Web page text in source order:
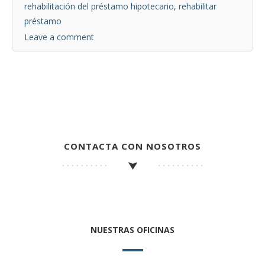
rehabilitación del préstamo hipotecario, rehabilitar
préstamo
Leave a comment
CONTACTA CON NOSOTROS
NUESTRAS OFICINAS